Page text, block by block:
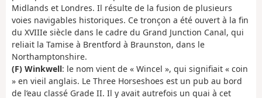
Midlands et Londres. Il résulte de la fusion de plusieurs
voies navigables historiques. Ce tronçon a été ouvert à la fin
du XVIIIe siècle dans le cadre du Grand Junction Canal, qui
reliait la Tamise à Brentford à Braunston, dans le
Northamptonshire.
(F) Winkwell: le nom vient de « Wincel », qui signifiait « coin
» en vieil anglais. Le Three Horseshoes est un pub au bord
de l’eau classé Grade II. Il y avait autrefois un quai à cet